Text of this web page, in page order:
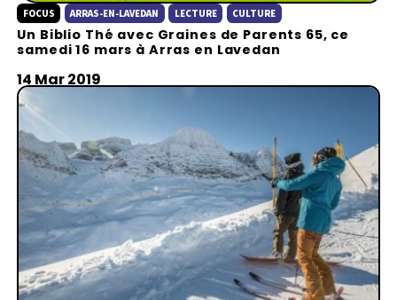
l
a
FOCUS ARRAS-EN-LAVEDAN LECTURE CULTURE
Un Biblio Thé avec Graines de Parents 65, ce
samedi 16 mars à Arras en Lavedan
14 Mar 2019